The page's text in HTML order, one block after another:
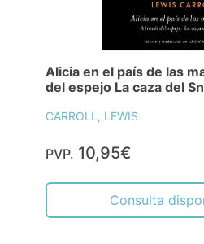
Alicia en el país de las
del espejo La caza del
CARROLL, LEWIS
PVP. 10,95€
Consulta